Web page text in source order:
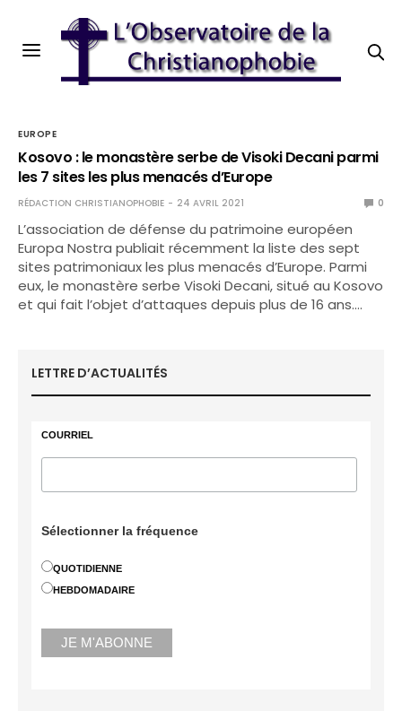
EUROPE
Kosovo : le monastère serbe de Visoki Decani parmi
les 7 sites les plus menacés d’Europe
RÉDACTION CHRISTIANOPHOBIE 24 AVRIL 2021 0
L’association de défense du patrimoine européen
Europa Nostra publiait récemment la liste des sept
sites patrimoniaux les plus menacés d’Europe. Parmi
eux, le monastère serbe Visoki Decani, situé au Kosovo
et qui fait l’objet d’attaques depuis plus de 16 ans.…
LETTRE D’ACTUALITÉS
COURRIEL
Sélectionner la fréquence
QUOTIDIENNE
HEBDOMADAIRE